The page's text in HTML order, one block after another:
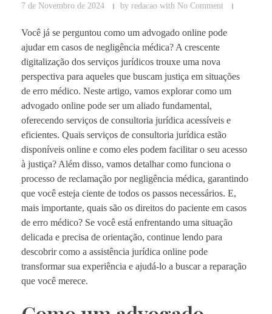
7 de Novembro de 2024 by redacao with No Comment
Você já se perguntou como um advogado online pode
ajudar em casos de negligência médica? A crescente
digitalização dos serviços jurídicos trouxe uma nova
perspectiva para aqueles que buscam justiça em situações
de erro médico. Neste artigo, vamos explorar como um
advogado online pode ser um aliado fundamental,
oferecendo serviços de consultoria jurídica acessíveis e
eficientes. Quais serviços de consultoria jurídica estão
disponíveis online e como eles podem facilitar o seu acesso
à justiça? Além disso, vamos detalhar como funciona o
processo de reclamação por negligência médica, garantindo
que você esteja ciente de todos os passos necessários. E,
mais importante, quais são os direitos do paciente em casos
de erro médico? Se você está enfrentando uma situação
delicada e precisa de orientação, continue lendo para
descobrir como a assistência jurídica online pode
transformar sua experiência e ajudá-lo a buscar a reparação
que você merece.